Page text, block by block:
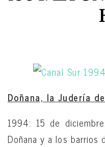
Doñana, la Judería
1994: 15 de
Doñana y a los barrios